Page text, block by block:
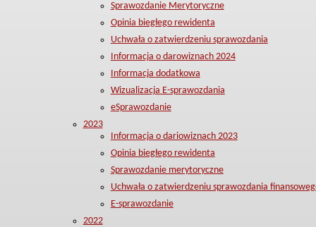
Sprawozdanie Merytoryczne
Opinia biegłego rewidenta
Uchwała o zatwierdzeniu sprawozdania
Informacja o darowiznach 2024
Informacja dodatkowa
Wizualizacja E-sprawozdania
eSprawozdanie
2023
Informacja o dariowiznach 2023
Opinia biegłego rewidenta
Sprawozdanie merytoryczne
Uchwała o zatwierdzeniu sprawozdania
E-sprawozdanie
2022